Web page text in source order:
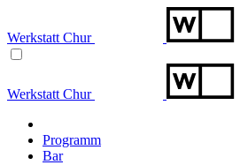
Werkstatt Chur
Werkstatt Chur
Programm
Bar